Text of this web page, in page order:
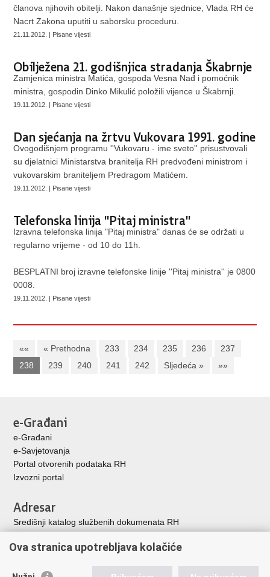
članova njihovih obitelji. Nakon današnje sjednice, Vlada RH će
Nacrt Zakona uputiti u saborsku proceduru.
21.11.2012. | Pisane vijesti
Obilježena 21. godišnjica stradanja Škabrnje
Zamjenica ministra Matića, gospođa Vesna Nađ i pomoćnik
ministra, gospodin Dinko Mikulić položili vijence u Škabrnji.
19.11.2012. | Pisane vijesti
Dan sjećanja na žrtvu Vukovara 1991. godine
Ovogodišnjem programu ''Vukovaru - ime sveto'' prisustvovali
su djelatnici Ministarstva branitelja RH predvođeni ministrom i
vukovarskim braniteljem Predragom Matićem.
19.11.2012. | Pisane vijesti
Telefonska linija "Pitaj ministra"
Izravna telefonska linija "Pitaj ministra" danas će se održati u
regularno vrijeme - od 10 do 11h.
BESPLATNI broj izravne telefonske linije ''Pitaj ministra'' je 0800
0008.
19.11.2012. | Pisane vijesti
«« « Prethodna 233 234 235 236
237
238
239 240 241 242 Sljedeća » »»
e-Građani
e-Građani
e-Savjetovanja
Portal otvorenih podataka RH
Izvozni portal
Adresar
Središnji katalog službenih dokumenata RH
Adresar političkih stranaka u RH
Ova stranica upotrebljava kolačiće